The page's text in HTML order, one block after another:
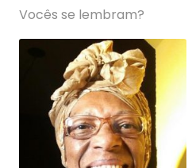
Vocês se lembram?